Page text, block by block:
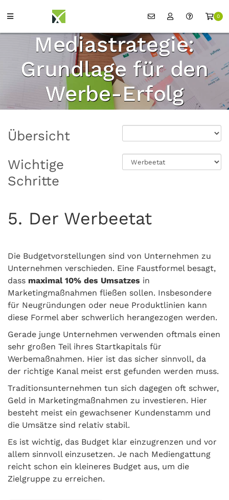
0
Mediastrategie:
Grundlage für den
Werbe-Erfolg
Übersicht
Wichtige
Schritte
5. Der Werbeetat
Die Budgetvorstellungen sind von Unternehmen zu
Unternehmen verschieden. Eine Faustformel besagt,
dass maximal 10% des Umsatzes in
Marketingmaßnahmen fließen sollen. Insbesondere
für Neugründungen oder neue Produktlinien kann
diese Formel aber schwerlich herangezogen werden.
Gerade junge Unternehmen verwenden oftmals einen
sehr großen Teil ihres Startkapitals für
Werbemaßnahmen. Hier ist das sicher sinnvoll, da
der richtige Kanal meist erst gefunden werden muss.
Traditionsunternehmen tun sich dagegen oft schwer,
Geld in Marketingmaßnahmen zu investieren. Hier
besteht meist ein gewachsener Kundenstamm und
die Umsätze sind relativ stabil.
Es ist wichtig, das Budget klar einzugrenzen und vor
allem sinnvoll einzusetzen. Je nach Mediengattung
reicht schon ein kleineres Budget aus, um die
Zielgruppe zu erreichen.